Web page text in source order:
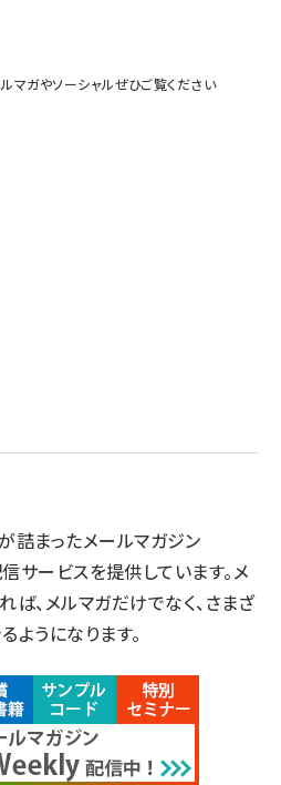
マガやソーシャルぜひご覧ください
詰まったメールマガジン
サービスを提供しています。メ
、メルマガだけでなく、さまざ
うになります。